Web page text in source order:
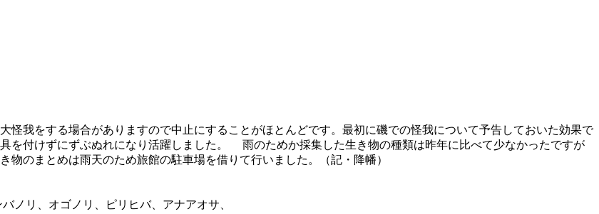
我をする場合がありますので中止にすることがほとんどです。最初に磯での怪我について予告しておいた効果で
を付けずにずぶぬれになり活躍しました。 雨のためか採集した生き物の種類は昨年に比べて少なかったですが
のまとめは雨天のため旅館の駐車場を借りて行いました。（記・降幡）
ノリ、オゴノリ、ピリヒバ、アナアオサ、